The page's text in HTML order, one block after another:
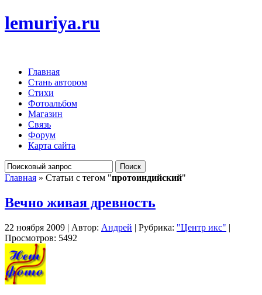
lemuriya.ru
Главная
Стань автором
Стихи
Фотоальбом
Магазин
Связь
Форум
Карта сайта
Главная » Статьи с тегом "протоиндийский"
Вечно живая древность
22 ноября 2009 | Автор: Андрей | Рубрика: "Центр икс" |
Просмотров: 5492